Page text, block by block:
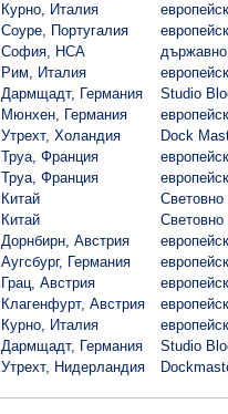
Курно, Италия
Соуре, Португалия
София, НСА
Рим, Италия
Дармщадт, Германия
Studio
Мюнхен, Германия
Утрехт, Холандия
Dock
Труа, Франция
Труа, Франция
Китай
Китай
Дорнбирн, Австрия
Аугсбург, Германия
Грац, Австрия
Клагенфурт, Австрия
Курно, Италия
Дармщадт, Германия
Studio
Утрехт, Нидерландия